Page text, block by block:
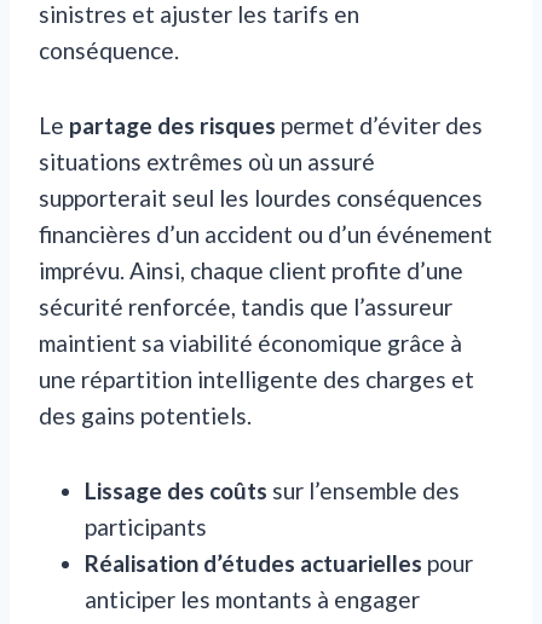
sinistres et ajuster les tarifs en
conséquence.
Le partage des risques permet d’éviter des
situations extrêmes où un assuré
supporterait seul les lourdes conséquences
financières d’un accident ou d’un événement
imprévu. Ainsi, chaque client profite d’une
sécurité renforcée, tandis que l’assureur
maintient sa viabilité économique grâce à
une répartition intelligente des charges et
des gains potentiels.
Lissage des coûts sur l’ensemble des
participants
Réalisation d’études actuarielles pour
anticiper les montants à engager